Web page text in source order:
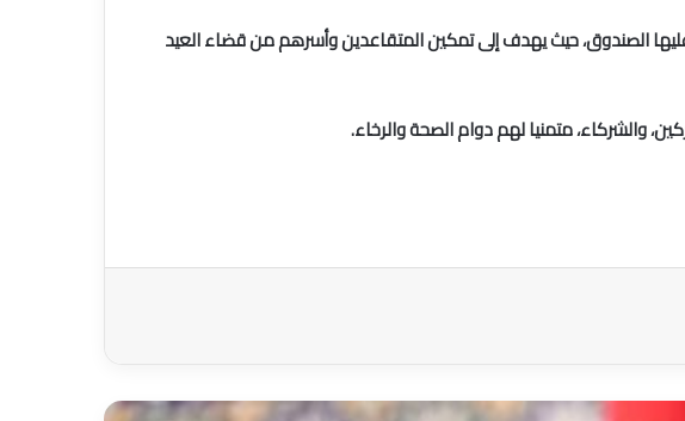
الصندوق، حيث يهدف إلى تمكين المتقاعدين وأسرهم من قضاء العيد
والشركاء، متمنيا لهم دوام الصحة والرخاء.